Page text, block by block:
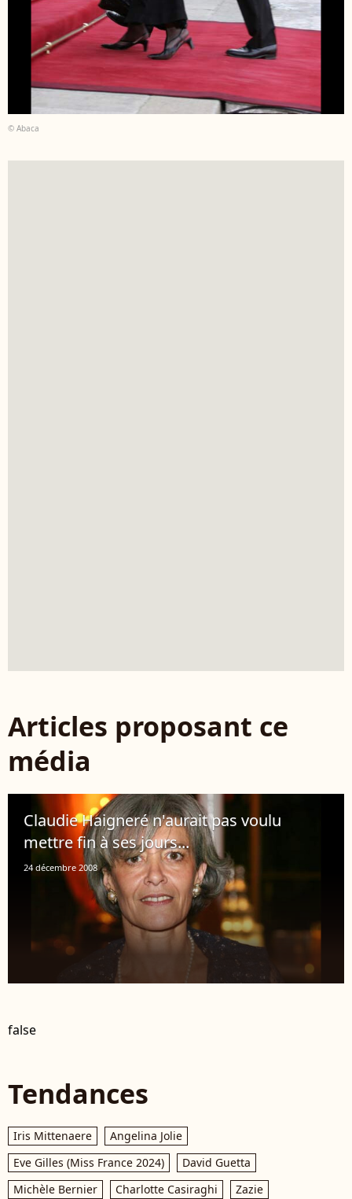
© Abaca
Articles proposant ce
média
Claudie Haigneré n'aurait pas voulu
mettre fin à ses jours...
24 décembre 2008
false
Tendances
Iris Mittenaere
Angelina Jolie
Eve Gilles (Miss France 2024)
David Guetta
Michèle Bernier
Charlotte Casiraghi Zazie